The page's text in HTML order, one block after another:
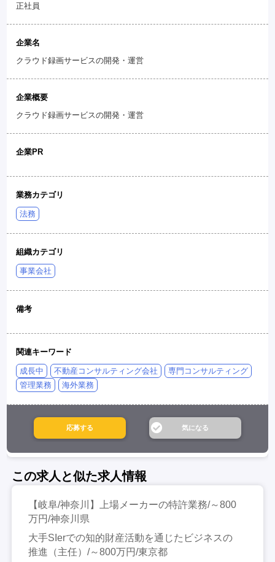
正社員
企業名
クラウド録画サービスの開発・運営
企業概要
クラウド録画サービスの開発・運営
企業PR
業務カテゴリ
法務
組織カテゴリ
事業会社
備考
関連キーワード
成長中 不動産コンサルティング会社
専門コンサルティング
管理業務
海外業務
この求人と似た求人情報
【岐阜/神奈川】上場メーカーの特許業務/～800
万円/神奈川県
大手SIerでの知的財産活動を通じたビジネスの
推進（主任）/～800万円/東京都